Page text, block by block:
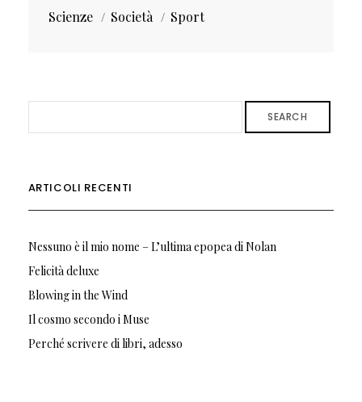
Scienze
Società Sport
SEARCH
ARTICOLI RECENTI
Nessuno è il mio nome – L’ultima epopea di Nolan
Felicità deluxe
Blowing in the Wind
Il cosmo secondo i Muse
Perché scrivere di libri, adesso